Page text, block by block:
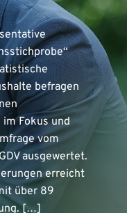
befragen
Fokus und
vom
ausgewertet.
erreicht
über 89
[…]